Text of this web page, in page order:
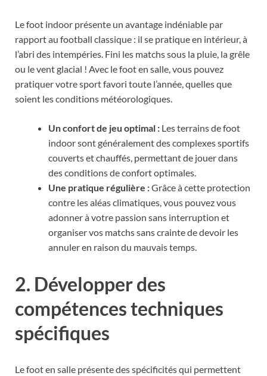
Le foot indoor présente un avantage indéniable par
rapport au football classique : il se pratique en intérieur, à
l’abri des intempéries. Fini les matchs sous la pluie, la grêle
ou le vent glacial ! Avec le foot en salle, vous pouvez
pratiquer votre sport favori toute l’année, quelles que
soient les conditions météorologiques.
Un confort de jeu optimal : Les terrains de foot
indoor sont généralement des complexes sportifs
couverts et chauffés, permettant de jouer dans
des conditions de confort optimales.
Une pratique régulière :Grâce à cette protection
contre les aléas climatiques, vous pouvez vous
adonner à votre passion sans interruption et
organiser vos matchs sans crainte de devoir les
annuler en raison du mauvais temps.
2. Développer des
compétences techniques
spécifiques
Le foot en salle présente des spécificités qui permettent